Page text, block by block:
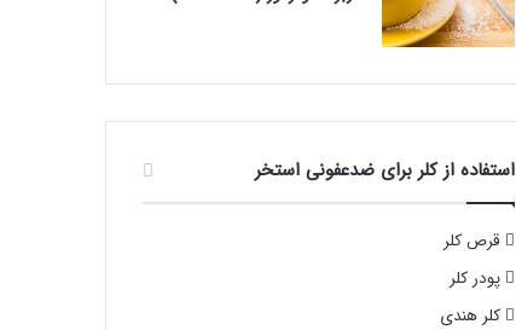
استفاده از کلر برای ضدعفونی استخر
قرص کلر
پودر کلر
کلر هندی